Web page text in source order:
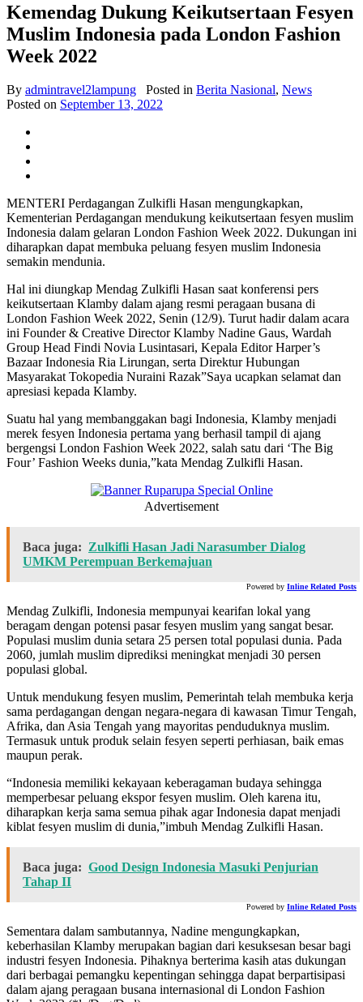
Kemendag Dukung Keikutsertaan Fesyen
Muslim Indonesia pada London Fashion
Week 2022
By admintravel2lampung Posted in Berita Nasional, News
Posted on September 13, 2022
MENTERI Perdagangan Zulkifli Hasan mengungkapkan,
Kementerian Perdagangan mendukung keikutsertaan fesyen muslim
Indonesia dalam gelaran London Fashion Week 2022. Dukungan ini
diharapkan dapat membuka peluang fesyen muslim Indonesia
semakin mendunia.
Hal ini diungkap Mendag Zulkifli Hasan saat konferensi pers
keikutsertaan Klamby dalam ajang resmi peragaan busana di
London Fashion Week 2022, Senin (12/9). Turut hadir dalam acara
ini Founder & Creative Director Klamby Nadine Gaus, Wardah
Group Head Findi Novia Lusintasari, Kepala Editor Harper’s
Bazaar Indonesia Ria Lirungan, serta Direktur Hubungan
Masyarakat Tokopedia Nuraini Razak”Saya ucapkan selamat dan
apresiasi kepada Klamby.
Suatu hal yang membanggakan bagi Indonesia, Klamby menjadi
merek fesyen Indonesia pertama yang berhasil tampil di ajang
bergengsi London Fashion Week 2022, salah satu dari ‘The Big
Four’ Fashion Weeks dunia,”kata Mendag Zulkifli Hasan.
Advertisement
Baca juga: Zulkifli Hasan Jadi Narasumber Dialog
UMKM Perempuan Berkemajuan
Powered by Inline Related Posts
Mendag Zulkifli, Indonesia mempunyai kearifan lokal yang
beragam dengan potensi pasar fesyen muslim yang sangat besar.
Populasi muslim dunia setara 25 persen total populasi dunia. Pada
2060, jumlah muslim diprediksi meningkat menjadi 30 persen
populasi global.
Untuk mendukung fesyen muslim, Pemerintah telah membuka kerja
sama perdagangan dengan negara-negara di kawasan Timur Tengah,
Afrika, dan Asia Tengah yang mayoritas penduduknya muslim.
Termasuk untuk produk selain fesyen seperti perhiasan, baik emas
maupun perak.
“Indonesia memiliki kekayaan keberagaman budaya sehingga
memperbesar peluang ekspor fesyen muslim. Oleh karena itu,
diharapkan kerja sama semua pihak agar Indonesia dapat menjadi
kiblat fesyen muslim di dunia,”imbuh Mendag Zulkifli Hasan.
Baca juga: Good Design Indonesia Masuki Penjurian
Tahap II
Powered by Inline Related Posts
Sementara dalam sambutannya, Nadine mengungkapkan,
keberhasilan Klamby merupakan bagian dari kesuksesan besar bagi
industri fesyen Indonesia. Pihaknya berterima kasih atas dukungan
dari berbagai pemangku kepentingan sehingga dapat berpartisipasi
dalam ajang peragaan busana internasional di London Fashion